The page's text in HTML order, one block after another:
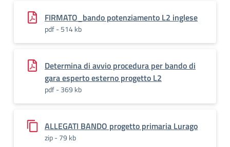
FIRMATO_bando potenziamento L2 inglese
pdf - 514 kb
Determina di avvio procedura per bando di
gara esperto esterno progetto L2
pdf - 369 kb
ALLEGATI BANDO progetto primaria Lurago
zip - 79 kb